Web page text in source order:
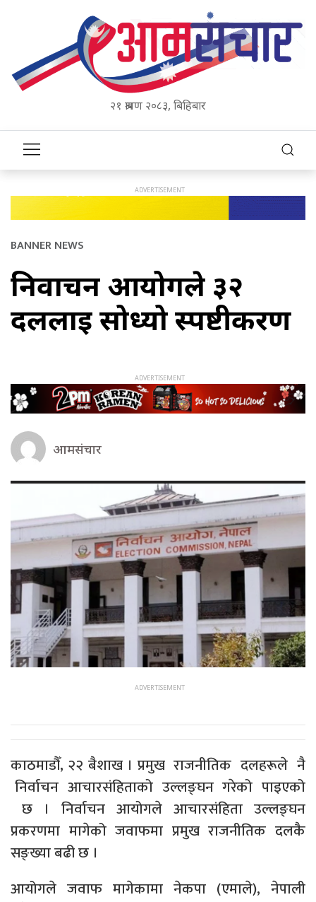
२१ श्रावण २०८३, बिहिबार
BANNER NEWS
निर्वाचन आयोगले ३२
दललाई सोध्यो स्पष्टीकरण
आमसंचार
काठमाडौँ, २२ बैशाख । प्रमुख राजनीतिक दलहरूले नै
निर्वाचन आचारसंहिताको उल्लङ्घन गरेको पाइएको
छ । निर्वाचन आयोगले आचारसंहिता उल्लङ्घन
प्रकरणमा मागेको जवाफमा प्रमुख राजनीतिक दलकै
सङ्ख्या बढी छ ।
आयोगले जवाफ मागेकामा नेकपा (एमाले), नेपाली